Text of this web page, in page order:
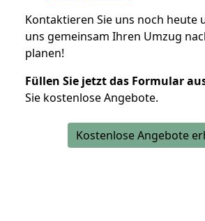
Kontaktieren Sie uns noch heute
uns gemeinsam Ihren Umzug
planen!
Füllen Sie jetzt das Formular
Sie kostenlose Angebote.
Kostenlose Angebote